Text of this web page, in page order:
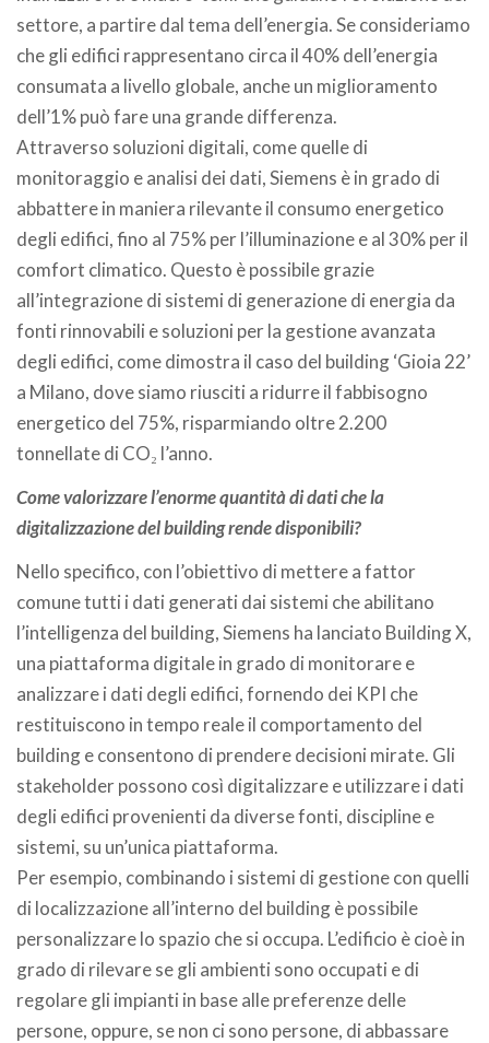
settore, a partire dal tema dell’energia. Se consideriamo
che gli edifici rappresentano circa il 40% dell’energia
consumata a livello globale, anche un miglioramento
dell’1% può fare una grande differenza.
Attraverso soluzioni digitali, come quelle di
monitoraggio e analisi dei dati, Siemens è in grado di
abbattere in maniera rilevante il consumo energetico
degli edifici, fino al 75% per l’illuminazione e al 30% per il
comfort climatico. Questo è possibile grazie
all’integrazione di sistemi di generazione di energia da
fonti rinnovabili e soluzioni per la gestione avanzata
degli edifici, come dimostra il caso del building ‘Gioia 22’
a Milano, dove siamo riusciti a ridurre il fabbisogno
energetico del 75%, risparmiando oltre 2.200
tonnellate di CO₂ l’anno.
Come valorizzare l’enorme quantità di dati che la
digitalizzazione del building rende disponibili?
Nello specifico, con l’obiettivo di mettere a fattor
comune tutti i dati generati dai sistemi che abilitano
l’intelligenza del building, Siemens ha lanciato Building X,
una piattaforma digitale in grado di monitorare e
analizzare i dati degli edifici, fornendo dei KPI che
restituiscono in tempo reale il comportamento del
building e consentono di prendere decisioni mirate. Gli
stakeholder possono così digitalizzare e utilizzare i dati
degli edifici provenienti da diverse fonti, discipline e
sistemi, su un’unica piattaforma.
Per esempio, combinando i sistemi di gestione con quelli
di localizzazione all’interno del building è possibile
personalizzare lo spazio che si occupa. L’edificio è cioè in
grado di rilevare se gli ambienti sono occupati e di
regolare gli impianti in base alle preferenze delle
persone, oppure, se non ci sono persone, di abbassare